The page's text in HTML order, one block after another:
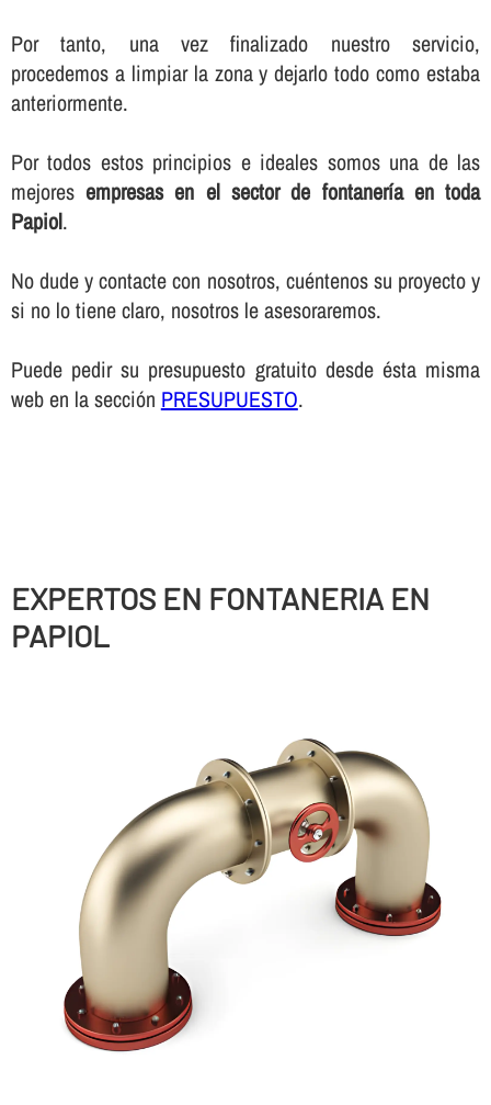
Por tanto, una vez finalizado nuestro servicio,
procedemos a limpiar la zona y dejarlo todo como estaba
anteriormente.
Por todos estos principios e ideales somos una de las
mejoresempresas en el sector de fontanerí­a en toda
Papiol.
No dude y contacte con nosotros, cuéntenos su proyecto y
si no lo tiene claro, nosotros le asesoraremos.
Puede pedir su presupuesto gratuito desde ésta misma
web en la sección PRESUPUESTO.
EXPERTOS EN FONTANERIA EN
PAPIOL